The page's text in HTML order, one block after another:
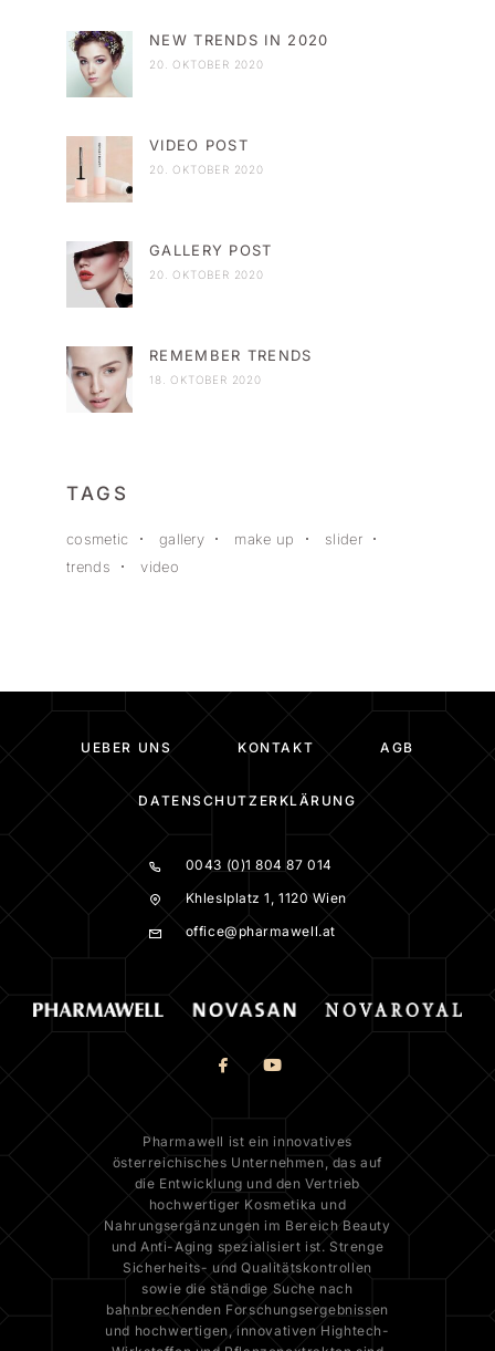
NEW TRENDS IN 2020
20. OKTOBER 2020
VIDEO POST
20. OKTOBER 2020
GALLERY POST
20. OKTOBER 2020
REMEMBER TRENDS
18. OKTOBER 2020
TAGS
cosmetic gallery make up
slider
trends
video
UEBER UNS KONTAKT AGB
DATENSCHUTZERKLÄRUNG
0043 (0)1 804 87 014
Khleslplatz 1, 1120 Wien
office@pharmawell.at
Pharmawell ist ein innovatives
österreichisches Unternehmen, das auf
die Entwicklung und den Vertrieb
hochwertiger Kosmetika und
Nahrungsergänzungen im Bereich Beauty
und Anti-Aging spezialisiert ist. Strenge
Sicherheits- und Qualitätskontrollen
sowie die ständige Suche nach
bahnbrechenden Forschungsergebnissen
und hochwertigen, innovativen Hightech-